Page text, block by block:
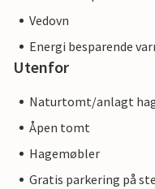
Vedovn
Energi besparende
Utenfor
Naturtomt/anlagt
Åpen tomt
Hagemøbler
Gratis parkering på